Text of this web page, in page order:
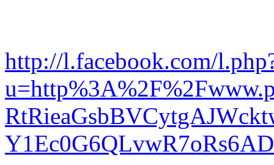
http://l.facebook.com/